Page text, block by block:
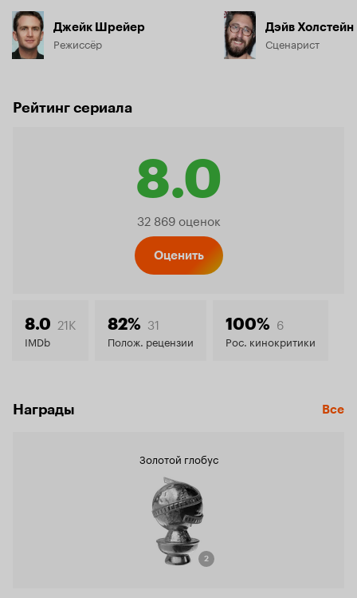
Джейк Шрейер
Режиссёр
Дэйв Холстейн
Сценарист
Рейтинг сериала
8.0
Рейтинг
8.0
32 869 оценок
Оценить
8.0 21K
IMDb
82% 31
Полож. рецензии
100% 6
Рос. кинокритики
Награды Все
Золотой глобус
2